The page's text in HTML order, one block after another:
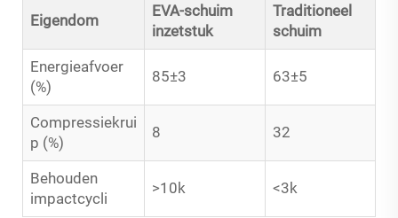
Eigendom
EVA-schuim
inzetstuk
Traditioneel
schuim
Energieafvoer
(%)
85±3 63±5
Compressiekrui
p (%)
8 32
Behouden
impactcycli
>10k <3k